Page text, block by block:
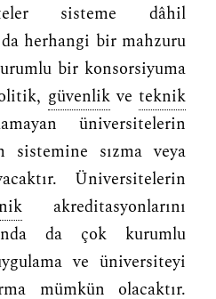
sisteme dâhil
herhangi bir mahzuru
bir konsorsiyuma
güvenlikveteknik
üniversitelerin
sistemine sızma veya
Üniversitelerin
akreditasyonlarını
da çok kurumlu
ve üniversiteyi
mümkün olacaktır.